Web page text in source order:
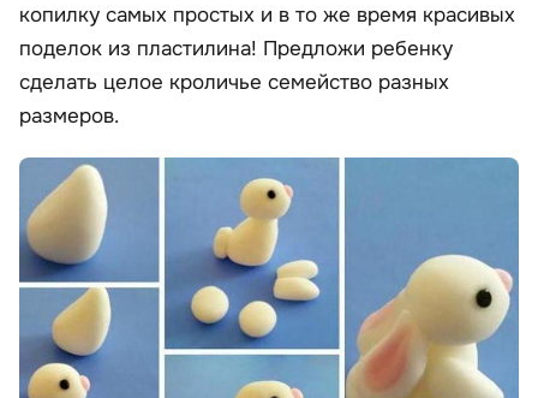
копилку самых простых и в то же время красивых
поделок из пластилина! Предложи ребенку
сделать целое кроличье семейство разных
размеров.